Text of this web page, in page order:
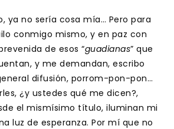
ya no sería cosa mía… Pero para
conmigo mismo, y en paz con
de esos “guadianas” que
y me demandan, escribo
difusión, porrom-pon-pon…
¿y ustedes qué me dicen?,
el mismísimo título, iluminan mi
luz de esperanza. Por mí que no